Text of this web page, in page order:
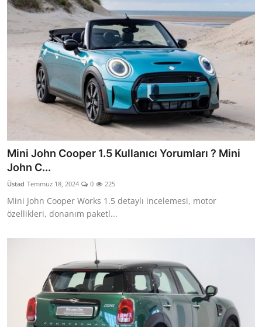
Mini John Cooper 1.5 Kullanıcı Yorumları ? Mini
John C...
Üstad Temmuz 18, 2024 0 225
Mini John Cooper Works 1.5 detaylı incelemesi, motor
özellikleri, donanım paketl...